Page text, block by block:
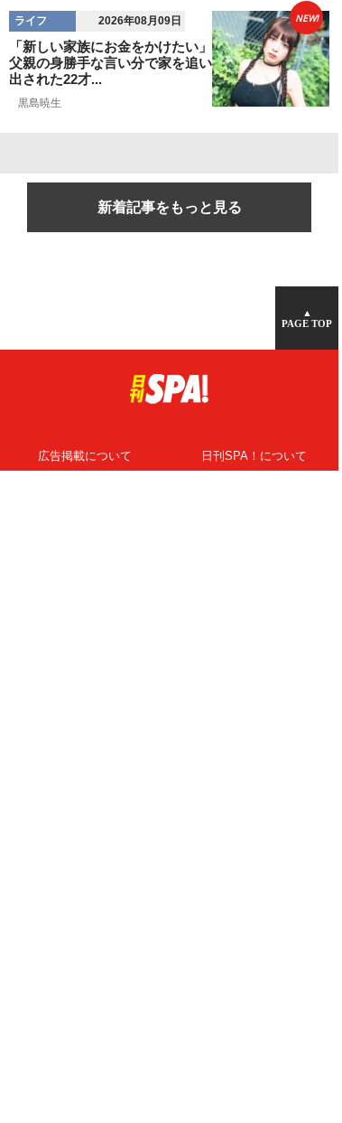
ライフ 2026年08月09日
「新しい家族にお金をかけたい」
父親の身勝手な言い分で家を追い
出された22才...
黒島暁生
NEW!
新着記事をもっと見る
▲
PAGE TOP
広告掲載について 日刊SPA！について